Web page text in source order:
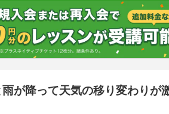
が降って天気の移り変わりが